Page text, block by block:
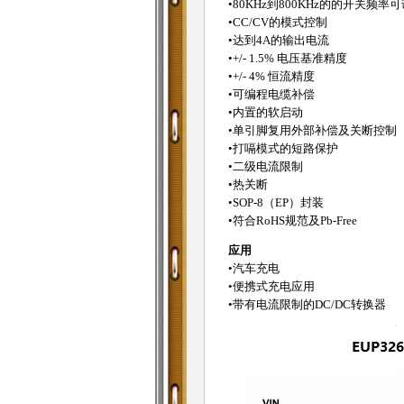
•80KHz到800KHz的的开关频率可
•CC/CV的模式控制
•达到4A的输出电流
•+/- 1.5% 电压基准精度
•+/- 4% 恒流精度
•可编程电缆补偿
•内置的软启动
•单引脚复用外部补偿及关断控制
•打嗝模式的短路保护
•二级电流限制
•热关断
•SOP-8（EP）封装
•符合RoHS规范及Pb-Free
应用
•汽车充电
•便携式充电应用
•带有电流限制的DC/DC转换器